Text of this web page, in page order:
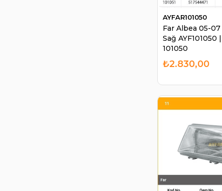
Far Albea 05-
Sağ AYF101050
101050
AYFAR101050
₺2.830,00